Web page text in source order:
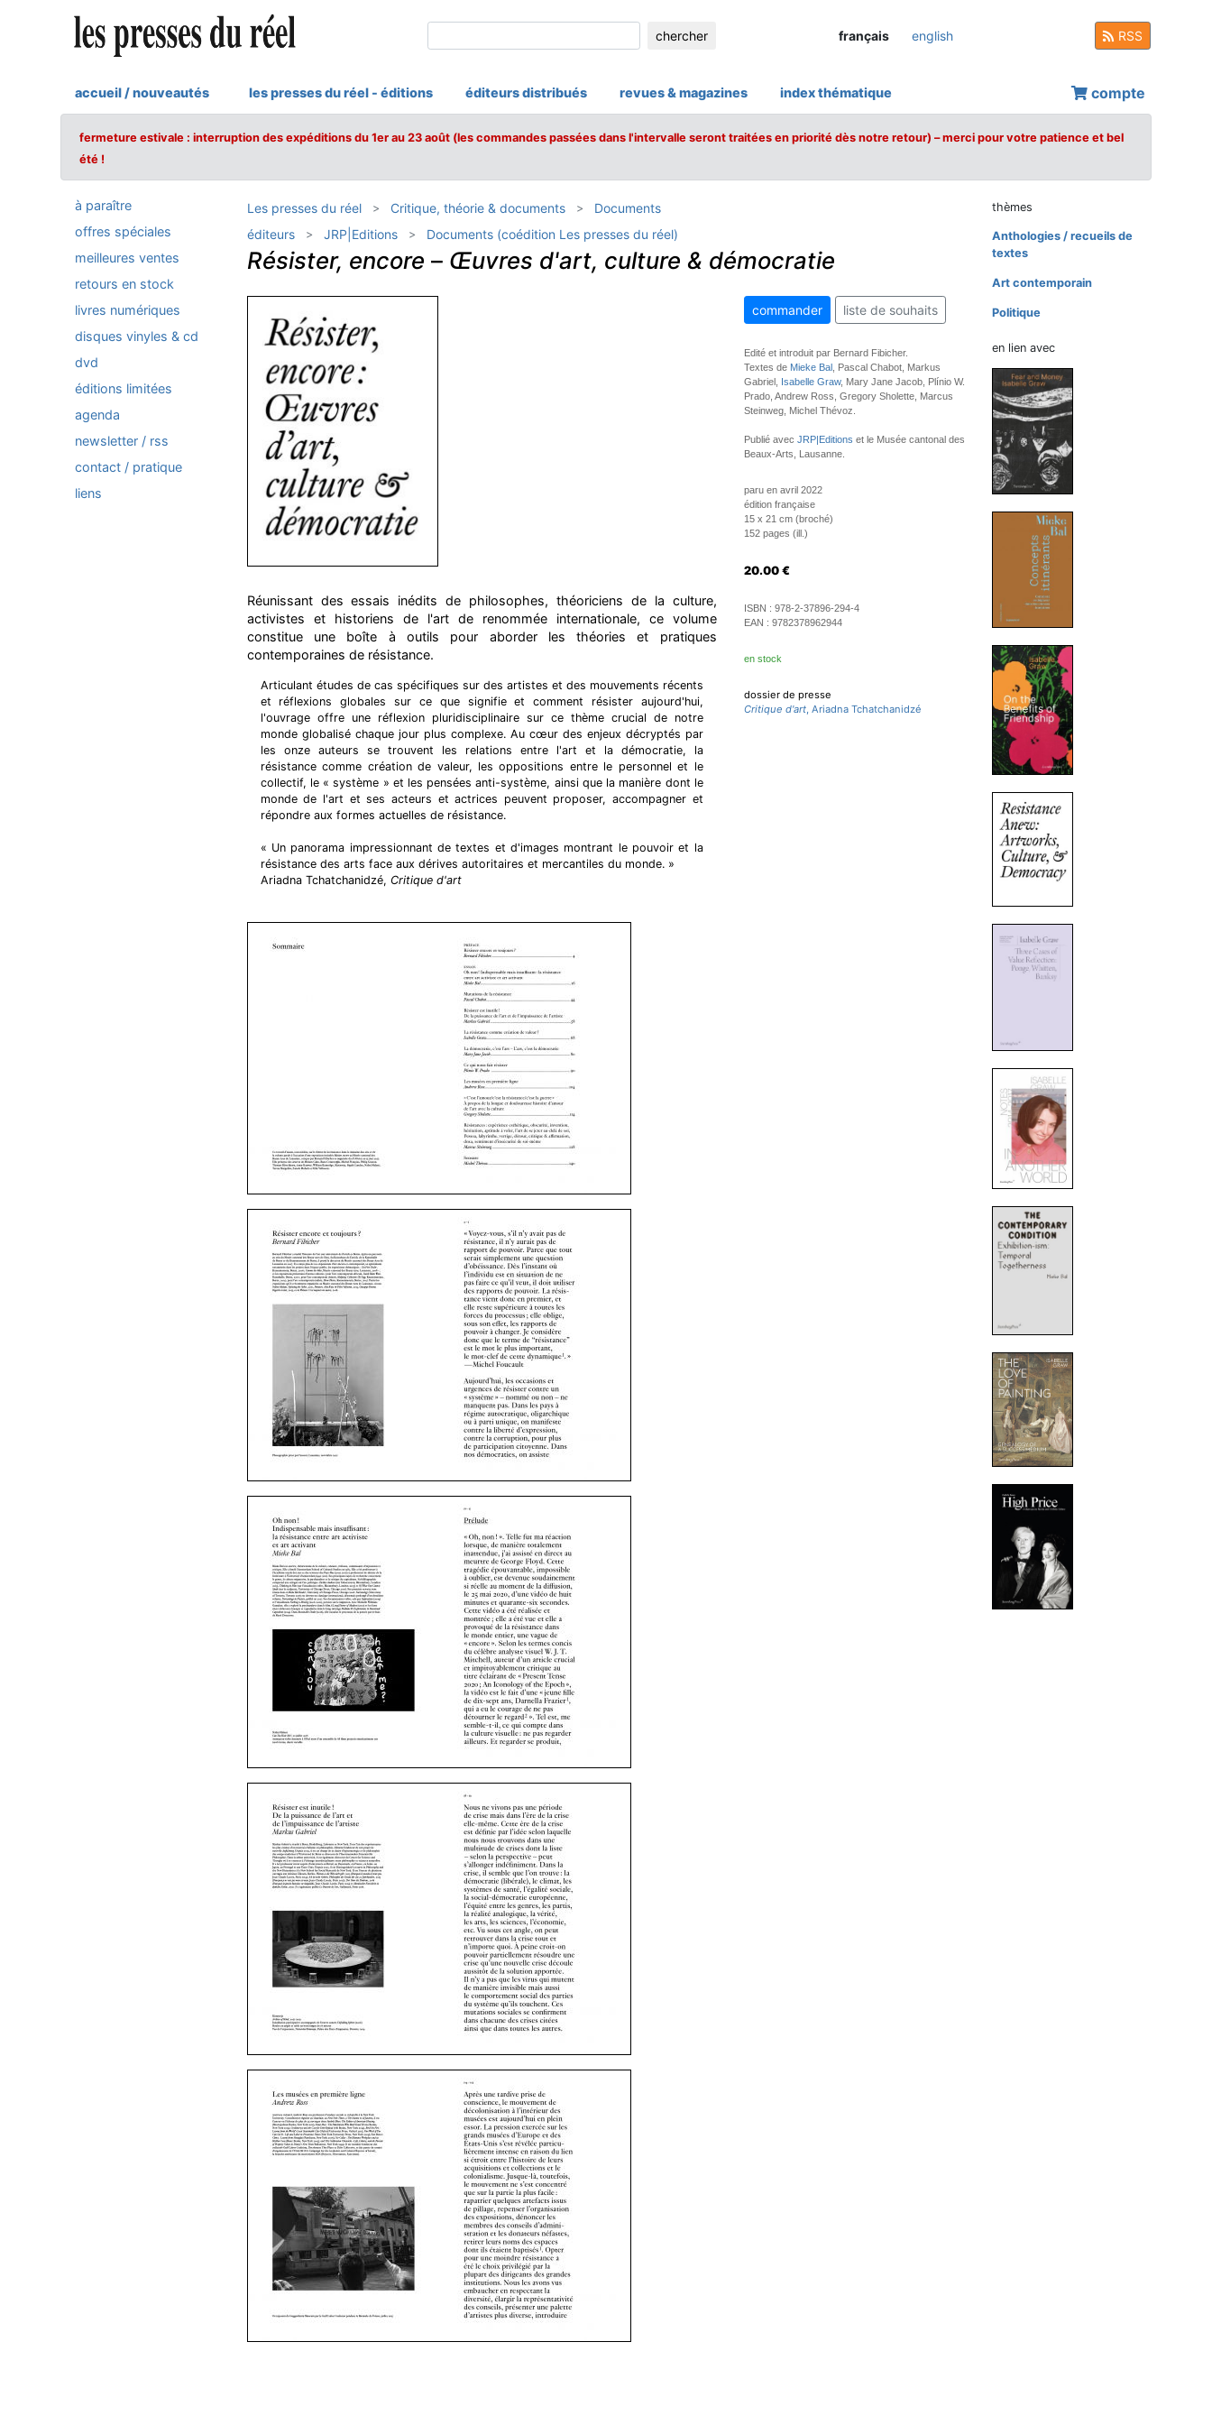
chercher français english RSS
accueil / nouveautés les presses du réel - éditions éditeurs distribués revues & magazines index thématique compte
fermeture estivale : interruption des expéditions du 1er au 23 août (les commandes passées dans l'intervalle seront traitées en priorité dès notre retour) – merci pour votre patience et bel
été !
à paraître
offres spéciales
meilleures ventes
retours en stock
livres numériques
disques vinyles & cd
dvd
éditions limitées
agenda
newsletter / rss
contact / pratique
liens
Les presses du réel Critique, théorie & documents
Documents
éditeurs
JRP|Editions Documents (coédition Les presses du réel)
Résister, encore – Œuvres d'art, culture & démocratie
Réunissant des essais inédits de philosophes, théoriciens de la culture,
activistes et historiens de l'art de renommée internationale, ce volume
constitue une boîte à outils pour aborder les théories et pratiques
contemporaines de résistance.
Articulant études de cas spécifiques sur des artistes et des mouvements récents
et réflexions globales sur ce que signifie et comment résister aujourd'hui,
l'ouvrage offre une réflexion pluridisciplinaire sur ce thème crucial de notre
monde globalisé chaque jour plus complexe. Au cœur des enjeux décryptés par
les onze auteurs se trouvent les relations entre l'art et la démocratie, la
résistance comme création de valeur, les oppositions entre le personnel et le
collectif, le « système » et les pensées anti-système, ainsi que la manière dont le
monde de l'art et ses acteurs et actrices peuvent proposer, accompagner et
répondre aux formes actuelles de résistance.
« Un panorama impressionnant de textes et d'images montrant le pouvoir et la
résistance des arts face aux dérives autoritaires et mercantiles du monde. »
Ariadna Tchatchanidzé, Critique d'art
commander liste de souhaits
Edité et introduit par Bernard Fibicher.
Textes de Mieke Bal, Pascal Chabot, Markus
Gabriel, Isabelle Graw, Mary Jane Jacob, Plínio W.
Prado, Andrew Ross, Gregory Sholette, Marcus
Steinweg, Michel Thévoz.
Publié avec JRP|Editions et le Musée cantonal des
Beaux-Arts, Lausanne.
paru en avril 2022
édition française
15 x 21 cm (broché)
152 pages (ill.)
20.00 €
ISBN : 978-2-37896-294-4
EAN : 9782378962944
en stock
dossier de presse
Critique d'art, Ariadna Tchatchanidzé
thèmes
Anthologies / recueils de
textes
Art contemporain
Politique
en lien avec